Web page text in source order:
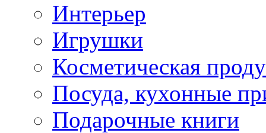
Интерьер
Игрушки
Косметическая
Посуда, кухонные
Подарочные книги